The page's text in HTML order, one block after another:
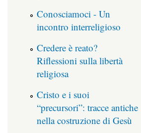
Conosciamoci - Un
incontro interreligioso
Credere è reato?
Riflessioni sulla libertà
religiosa
Cristo e i suoi
“precursori”: tracce antiche
nella costruzione di Gesù